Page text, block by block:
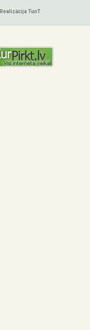
Realizācija TunT